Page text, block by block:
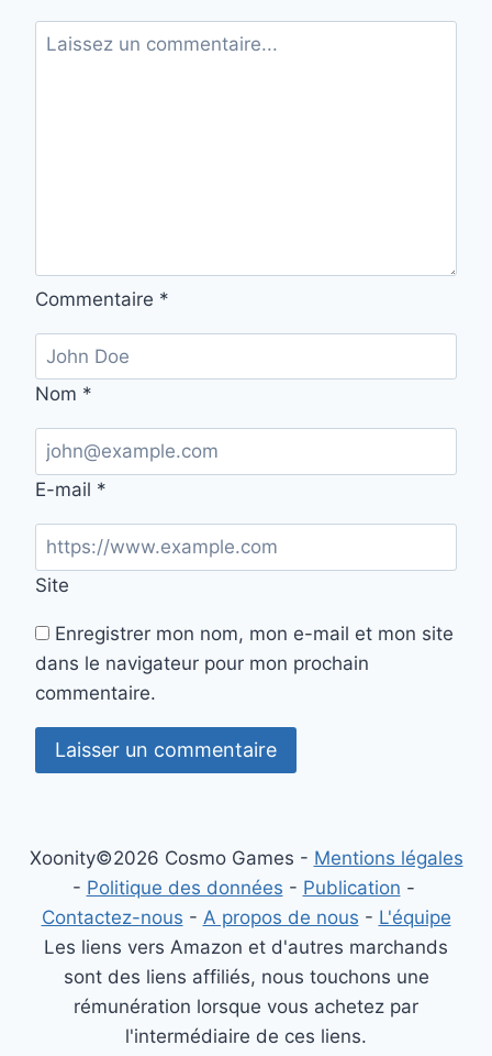
Commentaire *
Nom *
E-mail *
Site
Enregistrer mon nom, mon e-mail et mon site
dans le navigateur pour mon prochain
commentaire.
Xoonity©2026 Cosmo Games - Mentions légales
- Politique des données - Publication -
Contactez-nous - A propos de nous - L'équipe
Les liens vers Amazon et d'autres marchands
sont des liens affiliés, nous touchons une
rémunération lorsque vous achetez par
l'intermédiaire de ces liens.